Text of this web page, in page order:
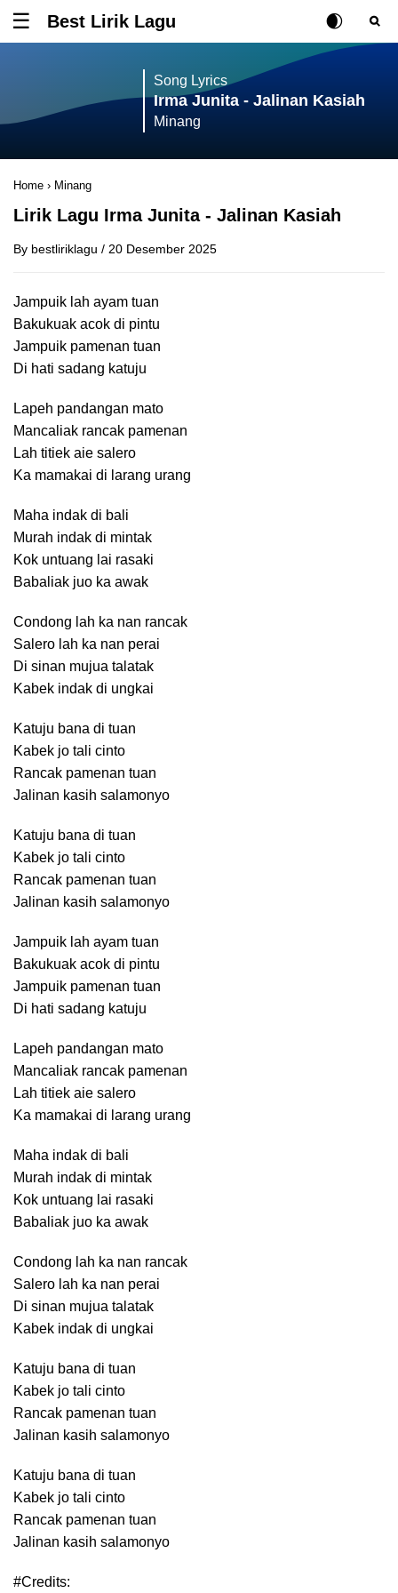
Tombol untuk membuka atau menutup menu
Best Lirik Lagu Rubah Posisi
Tombol
Song Lyrics
Irma Junita - Jalinan Kasiah
Minang
Home › Minang
Lirik Lagu Irma Junita - Jalinan Kasiah
By bestliriklagu / 20 Desember 2025
Jampuik lah ayam tuan
Bakukuak acok di pintu
Jampuik pamenan tuan
Di hati sadang katuju
Lapeh pandangan mato
Mancaliak rancak pamenan
Lah titiek aie salero
Ka mamakai di larang urang
Maha indak di bali
Murah indak di mintak
Kok untuang lai rasaki
Babaliak juo ka awak
Condong lah ka nan rancak
Salero lah ka nan perai
Di sinan mujua talatak
Kabek indak di ungkai
Katuju bana di tuan
Kabek jo tali cinto
Rancak pamenan tuan
Jalinan kasih salamonyo
Katuju bana di tuan
Kabek jo tali cinto
Rancak pamenan tuan
Jalinan kasih salamonyo
Jampuik lah ayam tuan
Bakukuak acok di pintu
Jampuik pamenan tuan
Di hati sadang katuju
Lapeh pandangan mato
Mancaliak rancak pamenan
Lah titiek aie salero
Ka mamakai di larang urang
Maha indak di bali
Murah indak di mintak
Kok untuang lai rasaki
Babaliak juo ka awak
Condong lah ka nan rancak
Salero lah ka nan perai
Di sinan mujua talatak
Kabek indak di ungkai
Katuju bana di tuan
Kabek jo tali cinto
Rancak pamenan tuan
Jalinan kasih salamonyo
Katuju bana di tuan
Kabek jo tali cinto
Rancak pamenan tuan
Jalinan kasih salamonyo
#Credits: